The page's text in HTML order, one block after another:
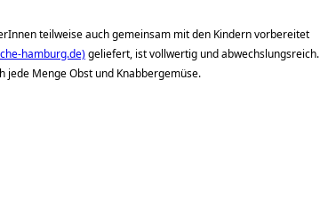
teilweise auch gemeinsam mit den Kindern vorbereitet
hamburg.de)geliefert, ist vollwertig und abwechslungsreich.
jede Menge Obst und Knabbergemüse.